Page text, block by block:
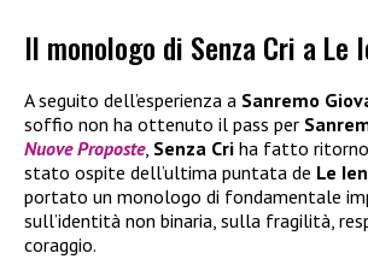
Il monologo di Senza Cri a Le
A seguito dell’esperienza a Sanremo
soffio non ha ottenuto il pass per
Nuove Proposte, Senza Cri ha fatto ritorno
stato ospite dell’ultima puntata de Le
portato un monologo di fondamentale
sull’identità non binaria, sulla fragilità,
coraggio.